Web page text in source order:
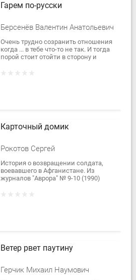
Гарем по-русски
Берсенёв Валентин Анатольевич
Очень трудно созранить отношения
когда ... в тебе что-то не так. И тогда
порой стоит отойти в сторону и
Карточный домик
Рокотов Сергей
История о возвращении солдата,
воевавшего в Афганистане. Из
журналов "Аврора" № 9-10 (1990)
Ветер рвет паутину
Герчик Михаил Наумович